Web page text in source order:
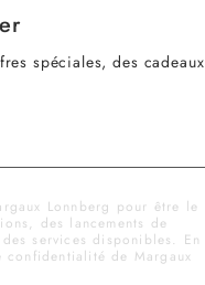
spéciales, des cadeaux
Lonnberg pour être le
des lancements de
services disponibles. En
de Margaux